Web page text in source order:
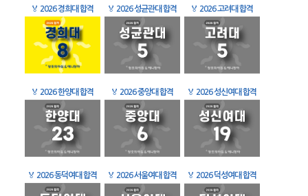
🏅 2026 경희대 합격 🏅 2026 성균관대 합격 🏅 2026 고려대 합격
🏅 2026 한양대 합격 🏅 2026 중앙대 합격 🏅 2026 성신여대 합격
🏅 2026 동덕여대 합격 🏅 2026 서울여대 합격 🏅 2026 덕성여대 합격